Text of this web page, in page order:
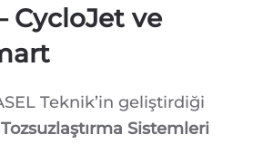
CycloJet ve
Teknik’in geliştirdiği
Sistemleri